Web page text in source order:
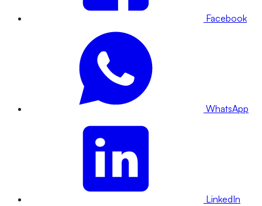
Facebook
WhatsApp
LinkedIn